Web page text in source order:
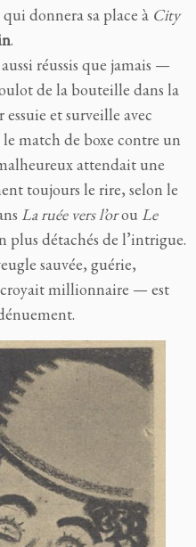
donnera sa place à City
.
réussis que jamais —
de la bouteille dans la
et surveille avec
match de boxe contre un
attendait une
toujours le rire, selon le
La ruée vers l’orou Le
plus détachés de l’intrigue.
sauvée, guérie,
croyait millionnaire — est